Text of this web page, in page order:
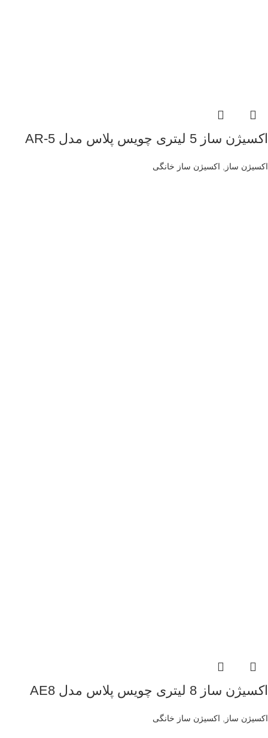
اکسیژن ساز 5 لیتری چویس پلاس مدل AR-5
اکسیژن ساز اکسیژن ساز خانگی
اکسیژن ساز 8 لیتری چویس پلاس مدل AE8
اکسیژن ساز اکسیژن ساز خانگی